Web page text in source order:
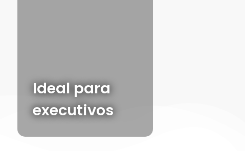
Ideal para
executivos